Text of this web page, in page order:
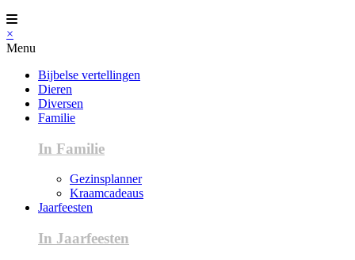
×
Menu
Bijbelse vertellingen
Dieren
Diversen
Familie
In Familie
Gezinsplanner
Kraamcadeaus
Jaarfeesten
In Jaarfeesten